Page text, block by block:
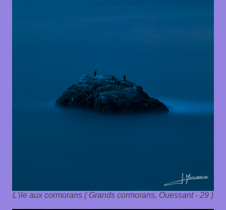
L'ile aux cormorans ( Grands cormorans, Ouessant - 29 )